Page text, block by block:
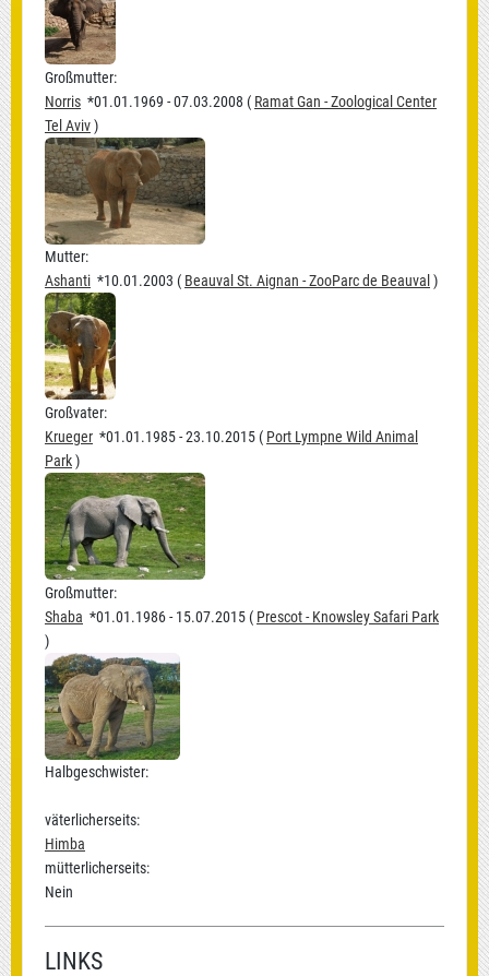
Großmutter:
Norris *01.01.1969 - 07.03.2008 ( Ramat Gan - Zoological Center
Tel Aviv)
Mutter:
Ashanti *10.01.2003 ( Beauval St. Aignan - ZooParc de Beauval )
Großvater:
Krueger *01.01.1985 - 23.10.2015 ( Port Lympne Wild Animal
Park)
Großmutter:
Shaba *01.01.1986 - 15.07.2015 ( Prescot - Knowsley Safari Park
)
Halbgeschwister:
väterlicherseits:
Himba
mütterlicherseits:
Nein
LINKS